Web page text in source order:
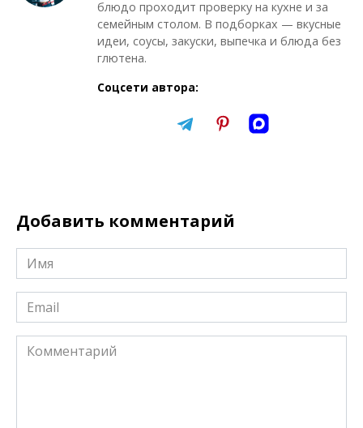
блюдо проходит проверку на кухне и за
семейным столом. В подборках — вкусные
идеи, соусы, закуски, выпечка и блюда без
глютена.
Соцсети автора:
Добавить комментарий
Имя
*
Email
*
Комментарий